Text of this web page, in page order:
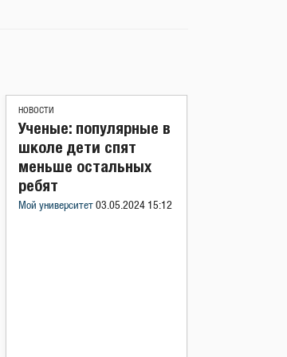
НОВОСТИ
Ученые: популярные в
школе дети спят
меньше остальных
ребят
Мой университет 03.05.2024 15:12